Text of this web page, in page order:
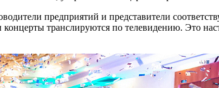
предприятий и представители
концерты транслируются по телевидению.